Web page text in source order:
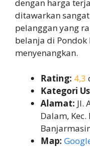
dengan harga
ditawarkan
pelanggan yang
belanja di
menyenangkan.
Rating: 4,3
Kategori
Alamat: Jl.
Dalam,
Map: